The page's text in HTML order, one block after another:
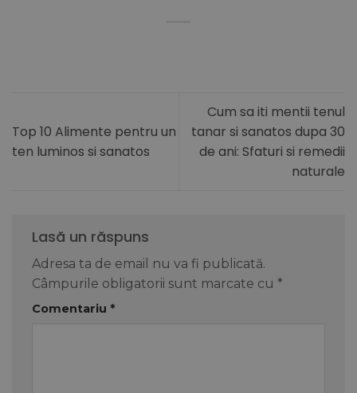
Top 10 Alimente pentru un
ten luminos si sanatos
Cum sa iti mentii tenul
tanar si sanatos dupa 30
de ani: Sfaturi si remedii
naturale
Lasă un răspuns
Adresa ta de email nu va fi publicată.
Câmpurile obligatorii sunt marcate cu *
Comentariu *